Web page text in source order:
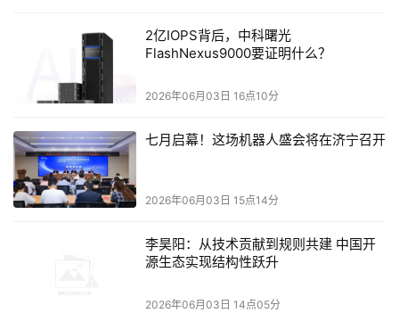
当AI数据中心的大规模建设从“拼算力规模”进入“拼每瓦
性能与系统效率”的新阶段，联发科以端到端的平台整合能
力与硅光子前瞻布局，已成功嵌入AI算力底座的核心供应
版图的扩张，更是一场由AI驱动的公司级转型。随着数据中
心业务持续放量，这一板块将成为联发科下一阶段增长最具
确定性的核心引擎之一。
本文来源于DOIT传媒，文章内容仅供参考，不构成投资建议。
2亿IOPS背后，中科曙光
FlashNexus9000要证明什么？
2026年06月03日 16点10分
七月启幕！这场机器人盛会将在济宁召开
2026年06月03日 15点14分
李昊阳：从技术贡献到规则共建 中国开
源生态实现结构性跃升
2026年06月03日 14点05分